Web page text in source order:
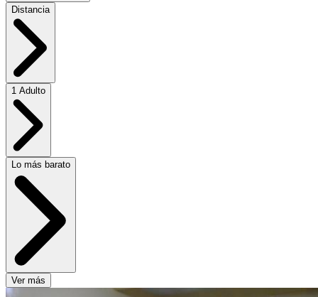
Distancia
1 Adulto
Lo más barato
Ver más